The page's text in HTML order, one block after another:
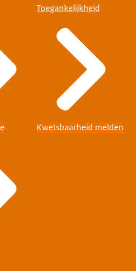
Toegankelijkheid
Kwetsbaarheid melden